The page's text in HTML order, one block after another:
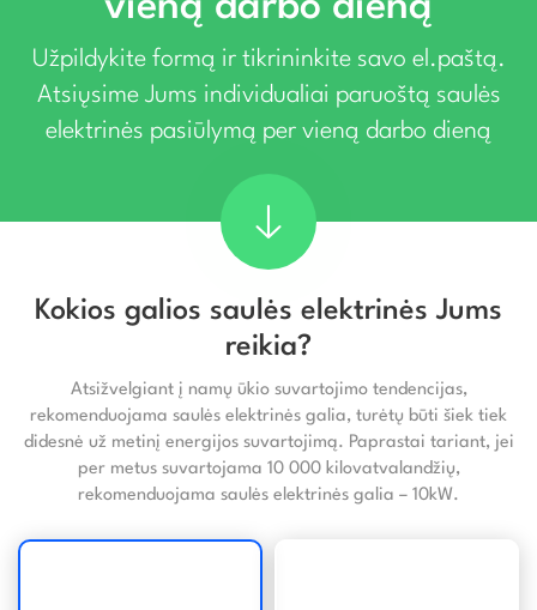
Užpildykite formą ir tikrininkite savo el.paštą.
Atsiųsime Jums individualiai paruoštą saulės
elektrinės pasiūlymą per vieną darbo dieną
Kokios galios saulės elektrinės Jums
reikia?
Atsižvelgiant į namų ūkio suvartojimo tendencijas,
rekomenduojama saulės elektrinės galia, turėtų būti šiek tiek
didesnė už metinį energijos suvartojimą. Paprastai tariant, jei
per metus suvartojama 10 000 kilovatvalandžių,
rekomenduojama saulės elektrinės galia – 10kW.